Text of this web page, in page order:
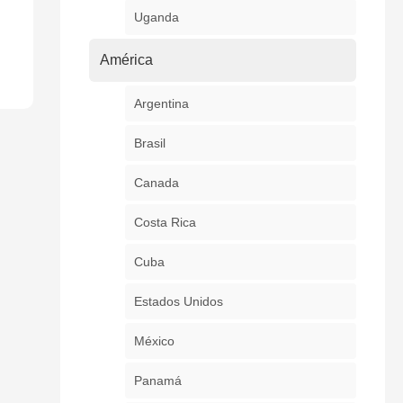
Uganda
América
Argentina
Brasil
Canada
Costa Rica
Cuba
Estados Unidos
México
Panamá